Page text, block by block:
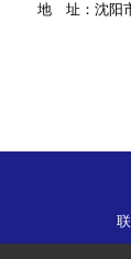
地 址： 沈阳